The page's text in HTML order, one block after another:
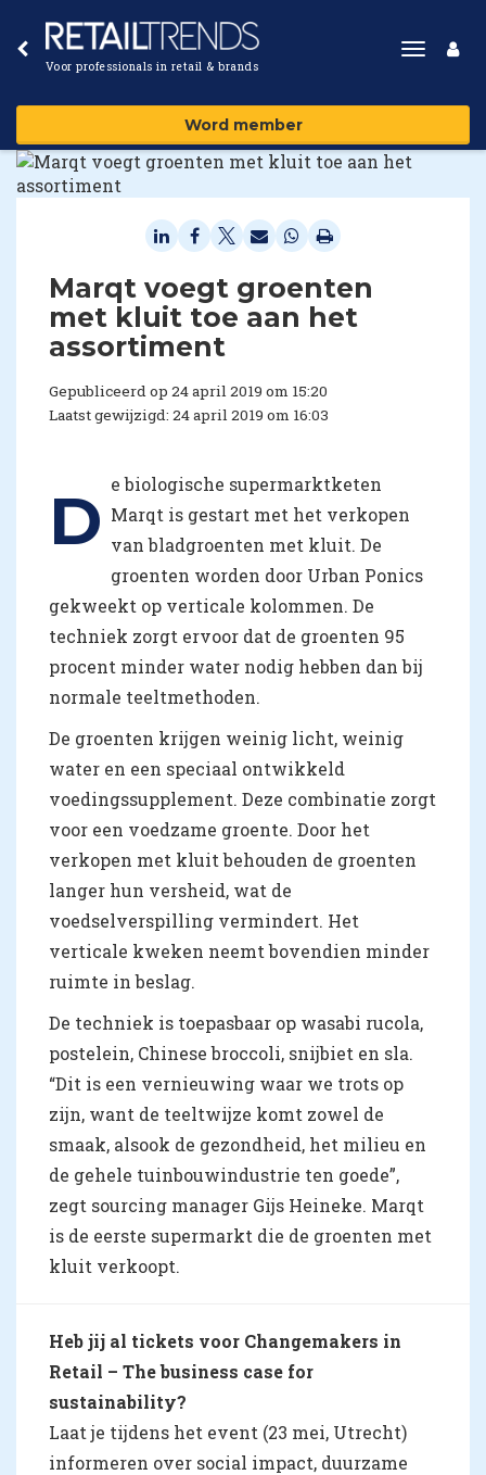
Voor professionals in retail & brands
Toggle
Word member
Marqt voegt groenten
met kluit toe aan het
assortiment
Gepubliceerd op 24 april 2019 om 15:20
Laatst gewijzigd: 24 april 2019 om 16:03
D e biologische supermarktketen
Marqt is gestart met het verkopen
van bladgroenten met kluit. De
groenten worden door Urban Ponics
gekweekt op verticale kolommen. De
techniek zorgt ervoor dat de groenten 95
procent minder water nodig hebben dan bij
normale teeltmethoden.
De groenten krijgen weinig licht, weinig
water en een speciaal ontwikkeld
voedingssupplement. Deze combinatie zorgt
voor een voedzame groente. Door het
verkopen met kluit behouden de groenten
langer hun versheid, wat de
voedselverspilling vermindert. Het
verticale kweken neemt bovendien minder
ruimte in beslag.
De techniek is toepasbaar op wasabi rucola,
postelein, Chinese broccoli, snijbiet en sla.
“Dit is een vernieuwing waar we trots op
zijn, want de teeltwijze komt zowel de
smaak, alsook de gezondheid, het milieu en
de gehele tuinbouwindustrie ten goede”,
zegt sourcing manager Gijs Heineke. Marqt
is de eerste supermarkt die de groenten met
kluit verkoopt.
Heb jij al tickets voor Changemakers in
Retail – The business case for
sustainability?
Laat je tijdens het event (23 mei, Utrecht)
informeren over social impact, duurzame